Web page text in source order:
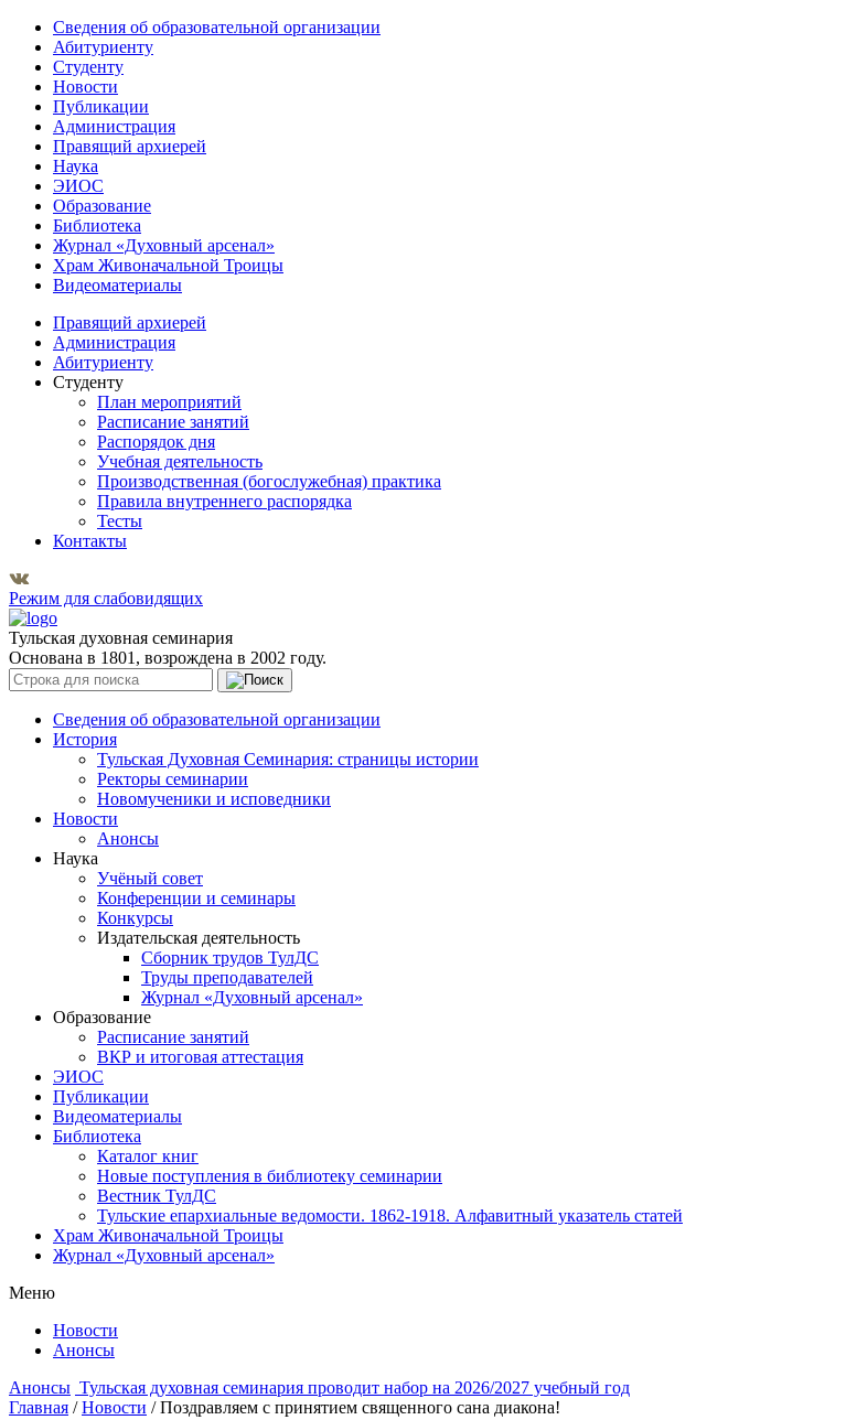
Сведения об образовательной организации
Абитуриенту
Студенту
Новости
Публикации
Администрация
Правящий архиерей
Наука
ЭИОС
Образование
Библиотека
Журнал «Духовный арсенал»
Храм Живоначальной Троицы
Видеоматериалы
Правящий архиерей
Администрация
Абитуриенту
Студенту
План мероприятий
Расписание занятий
Распорядок дня
Учебная деятельность
Производственная (богослужебная) практика
Правила внутреннего распорядка
Тесты
Контакты
Режим для слабовидящих
Тульская духовная семинария
Основана в 1801, возрождена в 2002 году.
Сведения об образовательной организации
История
Тульская Духовная Семинария: страницы истории
Ректоры семинарии
Новомученики и исповедники
Новости
Анонсы
Наука
Учёный совет
Конференции и семинары
Конкурсы
Издательская деятельность
Сборник трудов ТулДС
Труды преподавателей
Журнал «Духовный арсенал»
Образование
Расписание занятий
ВКР и итоговая аттестация
ЭИОС
Публикации
Видеоматериалы
Библиотека
Каталог книг
Новые поступления в библиотеку семинарии
Вестник ТулДС
Тульские епархиальные ведомости. 1862-1918. Алфавитный указатель статей
Храм Живоначальной Троицы
Журнал «Духовный арсенал»
Меню
Новости
Анонсы
Анонсы Тульская духовная семинария проводит набор на 2026/2027 учебный год
Главная / Новости / Поздравляем с принятием священного сана диакона!